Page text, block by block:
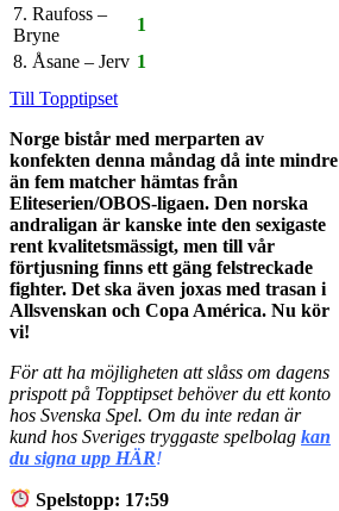
7. Raufoss –
Bryne
1
8. Åsane – Jerv 1
Till Topptipset
Norge bistår med merparten av
konfekten denna måndag då inte mindre
än fem matcher hämtas från
Eliteserien/OBOS-ligaen. Den norska
andraligan är kanske inte den sexigaste
rent kvalitetsmässigt, men till vår
förtjusning finns ett gäng felstreckade
fighter. Det ska även joxas med trasan i
Allsvenskan och Copa América. Nu kör
vi!
För att ha möjligheten att slåss om dagens
prispott på Topptipset behöver du ett konto
hos Svenska Spel. Om du inte redan är
kund hos Sveriges tryggaste spelbolag kan
du signa upp HÄR!
Spelstopp: 17:59